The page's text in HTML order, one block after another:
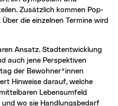
Zusätzlich kommen Pop-
die einzelnen Termine wird
auch jene Perspektiven
der Bewohner*innen
Hinweise darauf, welche
Lebensumfeld
wo sie Handlungsbedarf